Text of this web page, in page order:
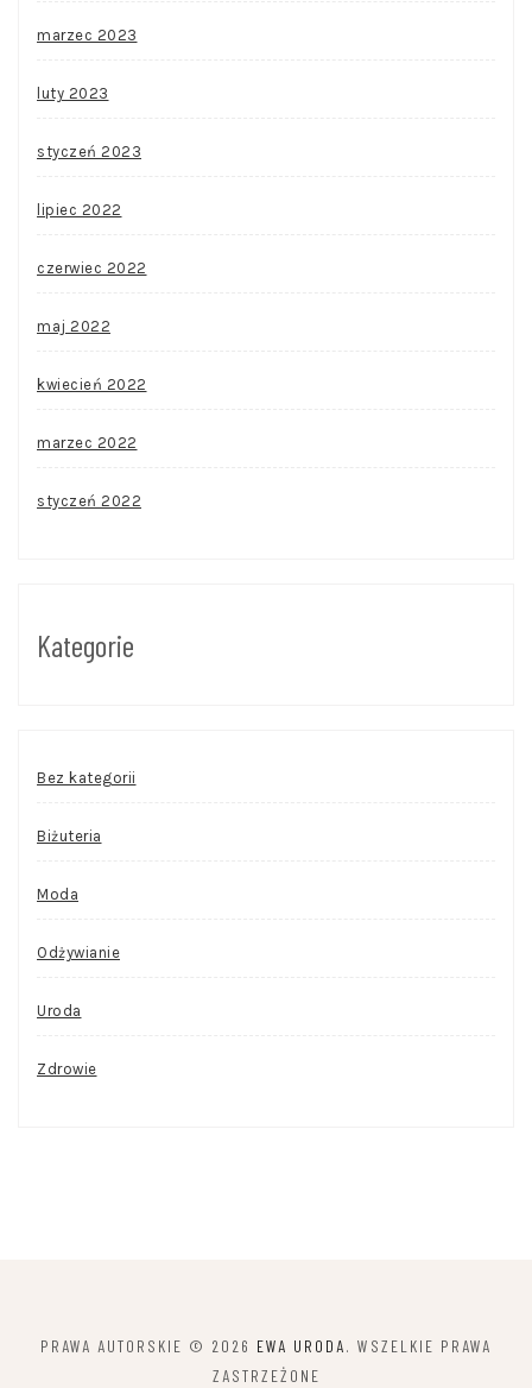
marzec 2023
luty 2023
styczeń 2023
lipiec 2022
czerwiec 2022
maj 2022
kwiecień 2022
marzec 2022
styczeń 2022
Kategorie
Bez kategorii
Biżuteria
Moda
Odżywianie
Uroda
Zdrowie
PRAWA AUTORSKIE © 2026 EWA URODA. WSZELKIE PRAWA
ZASTRZEŻONE